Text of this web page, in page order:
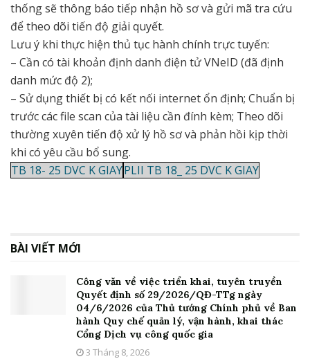
thống sẽ thông báo tiếp nhận hồ sơ và gửi mã tra cứu
để theo dõi tiến độ giải quyết.
Lưu ý khi thực hiện thủ tục hành chính trực tuyến:
– Cần có tài khoản định danh điện tử VNeID (đã định
danh mức độ 2);
– Sử dụng thiết bị có kết nối internet ổn định; Chuẩn bị
trước các file scan của tài liệu cần đính kèm; Theo dõi
thường xuyên tiến độ xử lý hồ sơ và phản hồi kịp thời
khi có yêu cầu bổ sung.
TB 18- 25 DVC K GIAYPLII TB 18_ 25 DVC K GIAY
BÀI VIẾT MỚI
Công văn về việc triển khai, tuyên truyền
Quyết định số 29/2026/QĐ-TTg ngày
04/6/2026 của Thủ tướng Chính phủ về Ban
hành Quy chế quản lý, vận hành, khai thác
Cổng Dịch vụ công quốc gia
3 Tháng 8, 2026